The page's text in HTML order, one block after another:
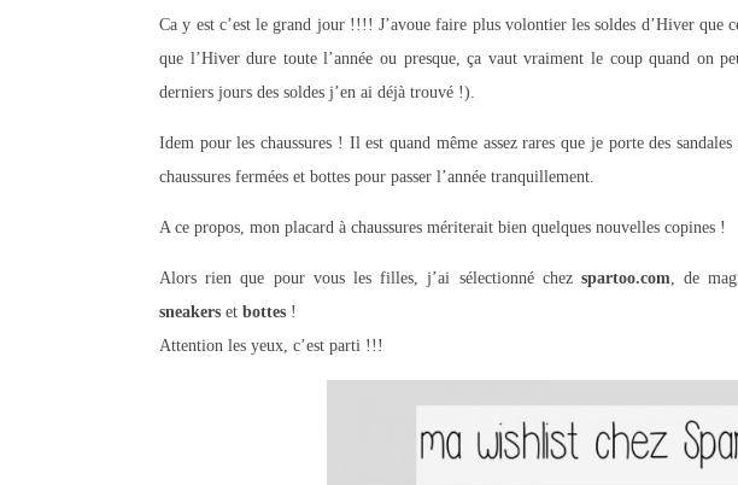
Ca y est c’est le grand jour !!!! J’avoue faire plus volontier les soldes d’Hiver que
que l’Hiver dure toute l’année ou presque, ça vaut vraiment le coup quand on
derniers jours des soldes j’en ai déjà trouvé !).
Idem pour les chaussures ! Il est quand même assez rares que je porte des
chaussures fermées et bottes pour passer l’année tranquillement.
A ce propos, mon placard à chaussures mériterait bien quelques nouvelles copines !
Alors rien que pour vous les filles, j’ai sélectionné chez spartoo.com, de
sneakers et bottes !
Attention les yeux, c’est parti !!!